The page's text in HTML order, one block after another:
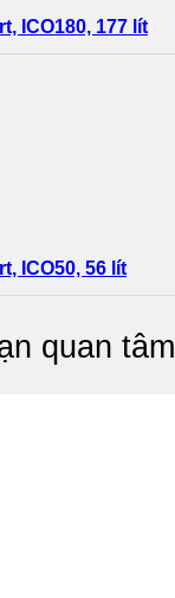
ICO180, 177 lít
ICO50, 56 lít
quan tâm